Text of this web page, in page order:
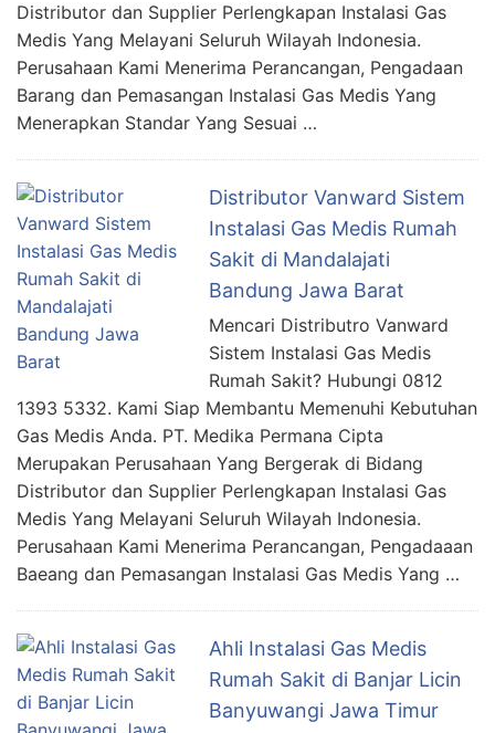
Distributor dan Supplier Perlengkapan Instalasi Gas
Medis Yang Melayani Seluruh Wilayah Indonesia.
Perusahaan Kami Menerima Perancangan, Pengadaan
Barang dan Pemasangan Instalasi Gas Medis Yang
Menerapkan Standar Yang Sesuai …
Distributor Vanward Sistem
Instalasi Gas Medis Rumah
Sakit di Mandalajati
Bandung Jawa Barat
Mencari Distributro Vanward
Sistem Instalasi Gas Medis
Rumah Sakit? Hubungi 0812
1393 5332. Kami Siap Membantu Memenuhi Kebutuhan
Gas Medis Anda. PT. Medika Permana Cipta
Merupakan Perusahaan Yang Bergerak di Bidang
Distributor dan Supplier Perlengkapan Instalasi Gas
Medis Yang Melayani Seluruh Wilayah Indonesia.
Perusahaan Kami Menerima Perancangan, Pengadaaan
Baeang dan Pemasangan Instalasi Gas Medis Yang …
Ahli Instalasi Gas Medis
Rumah Sakit di Banjar Licin
Banyuwangi Jawa Timur